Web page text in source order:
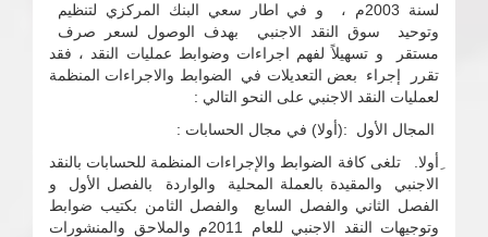
لسنة 2003م ، و في اطار سعي البنك المركزي لتنظيم
وتوحيد سوق النقد الاجنبي بهدف الوصول لسعر صرف
مستقر و تسهيلاً لفهم اجراءات وضوابط عمليات النقد ، فقد
تقرر إجراء بعض التعديلات في الضوابط والاجراءات المنظمة
لعمليات النقد الاجنبي على النحو التالي :
المجال الأول :(أولا) في مجال الحسابات :
ِأولا. تلغى كافة الضوابط والإجراءات المنظمة للحسابات بالنقد
الاجنبي والمقيدة بالعملة المحلية والواردة بالفصل الأول و
الفصل الثاني والفصل السابع والفصل الثامن بكتيب ضوابط
وتوجيهات النقد الاجنبي للعام 2011م والملاحق والمنشورات